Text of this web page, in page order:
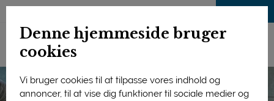
Denne hjemmeside bruger
cookies
Vi bruger cookies til at tilpasse vores indhold og
annoncer, til at vise dig funktioner til sociale medier og